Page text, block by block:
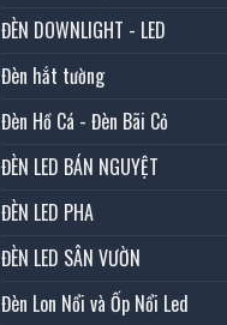
ĐÈN DOWNLIGHT - LED
Đèn hắt tường
Đèn Hồ Cá - Đèn Bãi Cỏ
ĐÈN LED BÁN NGUYỆT
ĐÈN LED PHA
ĐÈN LED SÂN VƯỜN
Đèn Lon Nổi và Ốp Nổi Led